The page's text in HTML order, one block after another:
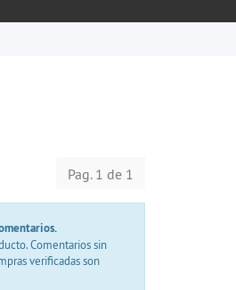
Pag. 1 de 1
Comentarios sin
verificadas son